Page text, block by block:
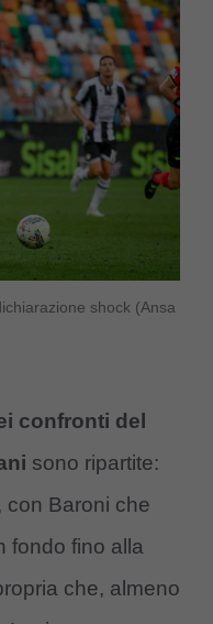
shock (Ansa
confronti del
sono ripartite:
con Baroni che
fondo fino alla
che, almeno